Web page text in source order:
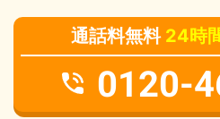
通話料無料 24時
0120-